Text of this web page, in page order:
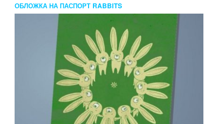
ОБЛОЖКА НА ПАСПОРТ RABBITS